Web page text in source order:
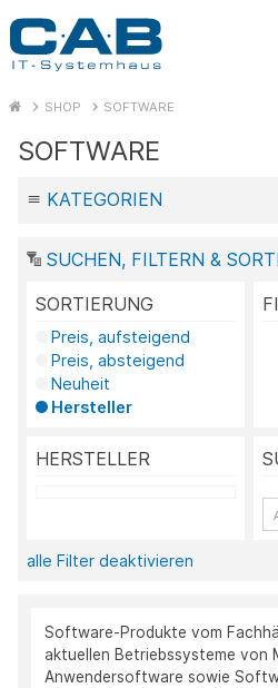
SHOP SOFTWARE
SOFTWARE
KATEGORIEN
SUCHEN, FILTERN &
SORTIERUNG
Preis, aufsteigend
Preis, absteigend
Neuheit
Hersteller
HERSTELLER
alle Filter deaktivieren
Software-Produkte vom
aktuellen Betriebssysteme von
Anwendersoftware sowie